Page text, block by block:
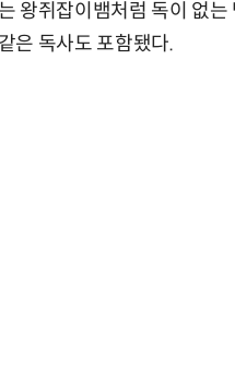
왕쥐잡이뱀처럼 독이 없는
은 독사도 포함됐다.